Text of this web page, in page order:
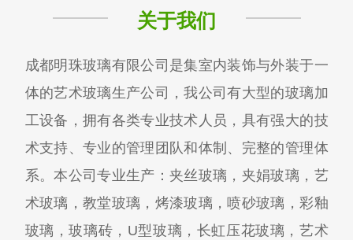
关于我们
成都明珠玻璃有限公司是集室内装饰与外装于一
体的艺术玻璃生产公司，我公司有大型的玻璃加
工设备，拥有各类专业技术人员，具有强大的技
术支持、专业的管理团队和体制、完整的管理体
系。本公司专业生产：夹丝玻璃，夹娟玻璃，艺
术玻璃，教堂玻璃，烤漆玻璃，喷砂玻璃，彩釉
玻璃，玻璃砖，U型玻璃，长虹压花玻璃，艺术